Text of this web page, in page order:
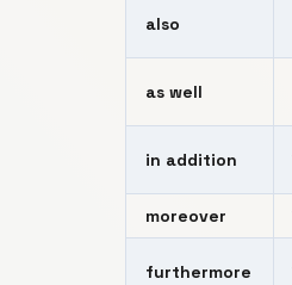
also
as well
in addition
moreover
furthermore